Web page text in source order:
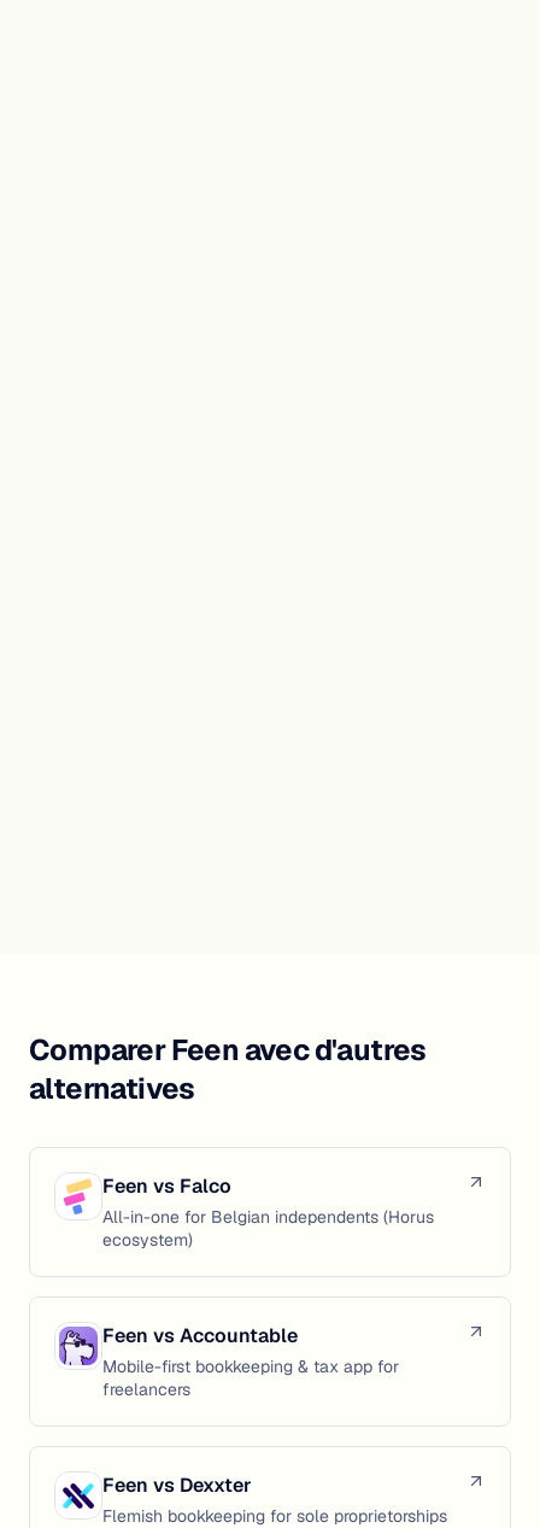
Comparer Feen avec d'autres
alternatives
Feen vs Falco
All-in-one for Belgian independents (Horus
ecosystem)
Feen vsAccountable
Mobile-first bookkeeping & tax app for
freelancers
Feen vs Dexxter
Flemish bookkeeping for sole proprietorships